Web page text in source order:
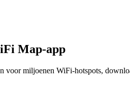
Map-app
voor miljoenen WiFi-hotspots,